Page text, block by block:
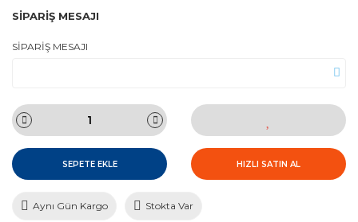
SİPARİŞ MESAJI
SİPARİŞ MESAJI
SEPETE EKLE HIZLI SATIN AL
Aynı Gün Kargo Stokta Var